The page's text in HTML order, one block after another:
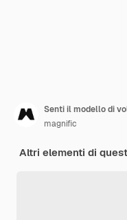
Senti il modello di
magnific
Altri elementi di